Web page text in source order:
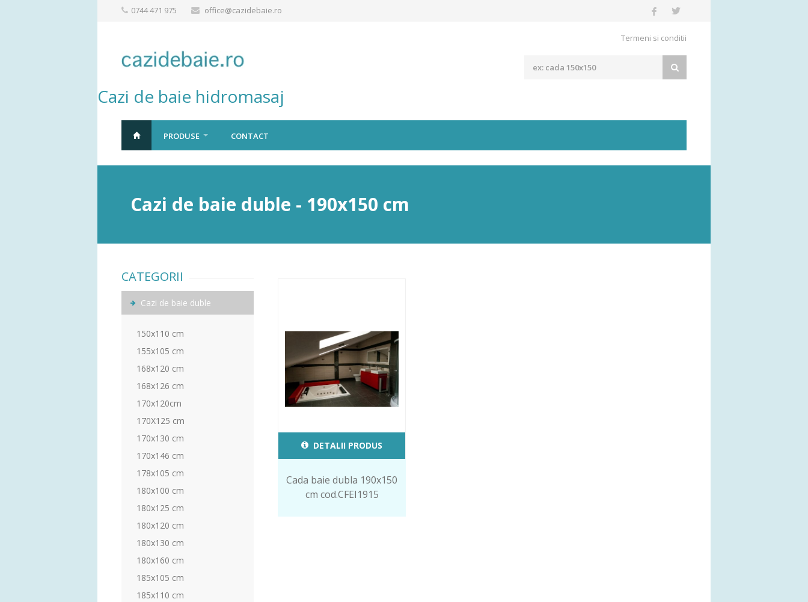
0744 471 975 office@cazidebaie.ro
Termeni si conditii
Cazi de baie hidromasaj
PRODUSE CONTACT
Cazi de baie duble - 190x150 cm
CATEGORII
Cazi de baie duble
150x110 cm
155x105 cm
168x120 cm
168x126 cm
170x120cm
170X125 cm
170x130 cm
170x146 cm
178x105 cm
180x100 cm
180x125 cm
180x120 cm
180x130 cm
180x160 cm
185x105 cm
185x110 cm
DETALII PRODUS
Cada baie dubla 190x150
cm cod.CFEI1915